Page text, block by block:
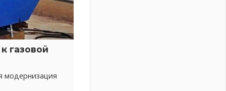
газовой
модернизация